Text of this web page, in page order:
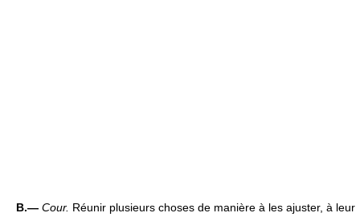
B.— Cour. Réunir plusieurs choses de manière à les ajuster, à leur